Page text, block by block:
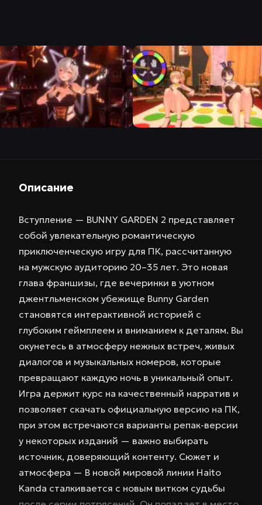
Описание
Вступление — BUNNY GARDEN 2 представляет
собой увлекательную романтическую
приключенческую игру для ПК, рассчитанную
на мужскую аудиторию 20–35 лет. Это новая
глава франшизы, где вечеринки в уютном
джентльменском убежище Bunny Garden
становятся интерактивной историей с
глубоким геймплеем и вниманием к деталям. Вы
окунетесь в атмосферу нежных встреч, живых
диалогов и музыкальных номеров, которые
превращают каждую ночь в уникальный опыт.
Игра держит курс на качественный нарратив и
позволяет скачать официальную версию на ПК,
при этом встречаются варианты репак-версии
у некоторых изданий — важно выбирать
источник, доверяющий контенту. Сюжет и
атмосфера — В новой мировой линии Haito
Kanda сталкивается с новым витком судьбы